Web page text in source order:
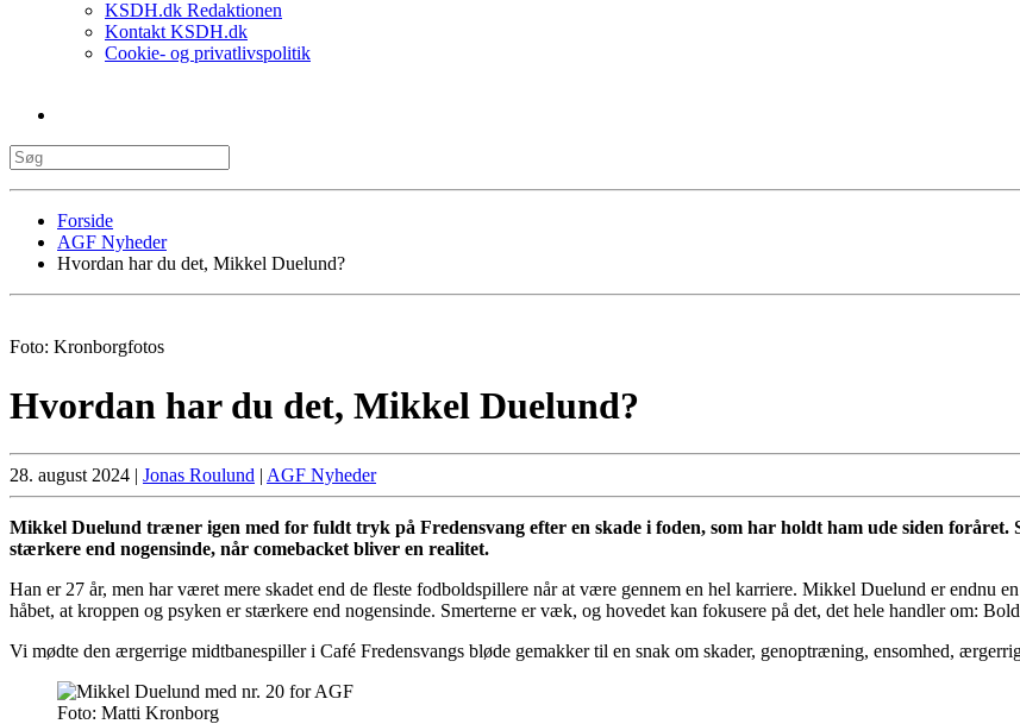
KSDH.dk Redaktionen
Kontakt KSDH.dk
Cookie- og privatlivspolitik
Forside
AGF Nyheder
Hvordan har du det, Mikkel Duelund?
Foto: Kronborgfotos
Hvordan har du det, Mikkel Duelund?
28. august 2024 | Jonas Roulund | AGF Nyheder
Mikkel Duelund træner igen med for fuldt tryk på Fredensvang efter en skade i foden, som har holdt ham ude siden
stærkere end nogensinde, når comebacket bliver en realitet.
Han er 27 år, men har været mere skadet end de fleste fodboldspillere når at være gennem en hel karriere. Mikkel Duelund er endnu
håbet, at kroppen og psyken er stærkere end nogensinde. Smerterne er væk, og hovedet kan fokusere på det, det hele handler om:
Vi mødte den ærgerrige midtbanespiller i Café Fredensvangs bløde gemakker til en snak om skader, genoptræning, ensomhed,
Foto: Matti Kronborg